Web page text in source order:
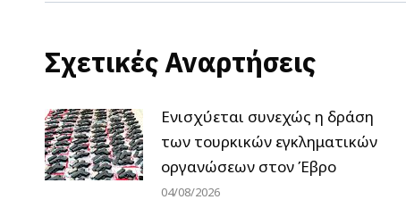
Σχετικές Αναρτήσεις
Ενισχύεται συνεχώς η δράση
των τουρκικών εγκληματικών
οργανώσεων στον Έβρο
04/08/2026